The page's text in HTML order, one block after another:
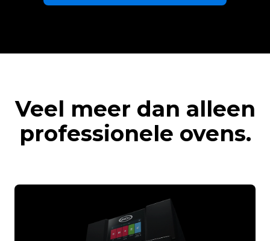
Veel meer dan alleen
professionele ovens.